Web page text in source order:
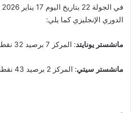
الدوري الإنجليزي كما يلي:
مانشستر يونايتد: المركز 7 برصيد 32 نقطة.
مانشستر سيتي: المركز 2 برصيد 43 نقطة.